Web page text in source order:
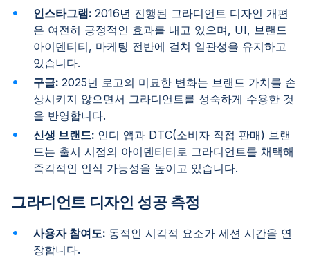
인스타그램: 2016년 진행된 그라디언트 디자인 개편
은 여전히 긍정적인 효과를 내고 있으며, UI, 브랜드
아이덴티티, 마케팅 전반에 걸쳐 일관성을 유지하고
있습니다.
구글: 2025년 로고의 미묘한 변화는 브랜드 가치를 손
상시키지 않으면서 그라디언트를 성숙하게 수용한 것
을 반영합니다.
신생 브랜드: 인디 앱과 DTC(소비자 직접 판매) 브랜
드는 출시 시점의 아이덴티티로 그라디언트를 채택해
즉각적인 인식 가능성을 높이고 있습니다.
그라디언트 디자인 성공 측정
사용자 참여도: 동적인 시각적 요소가 세션 시간을 연
장합니다.